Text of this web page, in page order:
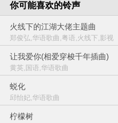
你可能喜欢的铃声
火线下的江湖大佬主题曲
郑俊弘,华语歌曲,粤语,火线下,影视
让我爱你(相爱穿梭千年插曲)
黄英,国语,华语歌曲
蜕化
邱怡妃,华语歌曲
柠檬树